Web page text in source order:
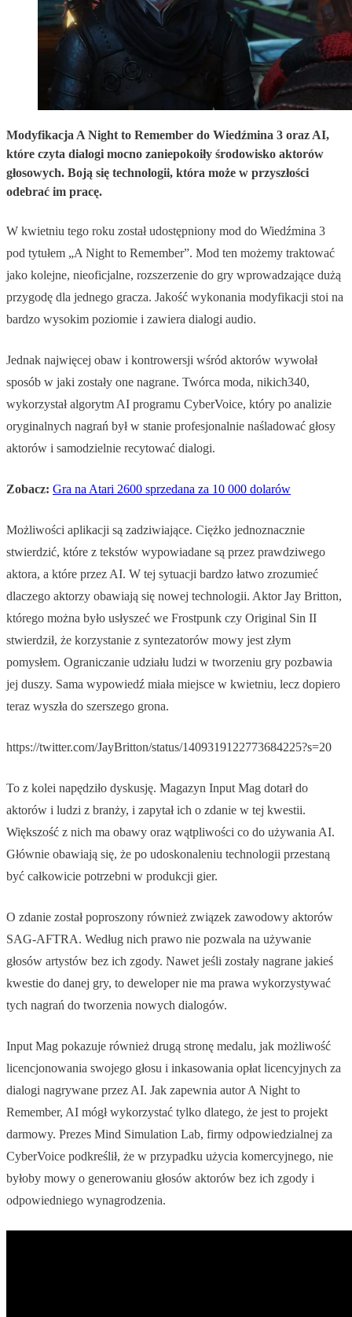
Modyfikacja A Night to Remember do Wiedźmina 3 oraz AI,
które czyta dialogi mocno zaniepokoiły środowisko aktorów
głosowych. Boją się technologii, która może w przyszłości
odebrać im pracę.
W kwietniu tego roku został udostępniony mod do Wiedźmina 3
pod tytułem „A Night to Remember”. Mod ten możemy traktować
jako kolejne, nieoficjalne, rozszerzenie do gry wprowadzające dużą
przygodę dla jednego gracza. Jakość wykonania modyfikacji stoi na
bardzo wysokim poziomie i zawiera dialogi audio.
Jednak najwięcej obaw i kontrowersji wśród aktorów wywołał
sposób w jaki zostały one nagrane. Twórca moda, nikich340,
wykorzystał algorytm AI programu CyberVoice, który po analizie
oryginalnych nagrań był w stanie profesjonalnie naśladować głosy
aktorów i samodzielnie recytować dialogi.
Zobacz: Gra na Atari 2600 sprzedana za 10 000 dolarów
Możliwości aplikacji są zadziwiające. Ciężko jednoznacznie
stwierdzić, które z tekstów wypowiadane są przez prawdziwego
aktora, a które przez AI. W tej sytuacji bardzo łatwo zrozumieć
dlaczego aktorzy obawiają się nowej technologii. Aktor Jay Britton,
którego można było usłyszeć we Frostpunk czy Original Sin II
stwierdził, że korzystanie z syntezatorów mowy jest złym
pomysłem. Ograniczanie udziału ludzi w tworzeniu gry pozbawia
jej duszy. Sama wypowiedź miała miejsce w kwietniu, lecz dopiero
teraz wyszła do szerszego grona.
https://twitter.com/JayBritton/status/1409319122773684225?s=20
To z kolei napędziło dyskusję. Magazyn Input Mag dotarł do
aktorów i ludzi z branży, i zapytał ich o zdanie w tej kwestii.
Większość z nich ma obawy oraz wątpliwości co do używania AI.
Głównie obawiają się, że po udoskonaleniu technologii przestaną
być całkowicie potrzebni w produkcji gier.
O zdanie został poproszony również związek zawodowy aktorów
SAG-AFTRA. Według nich prawo nie pozwala na używanie
głosów artystów bez ich zgody. Nawet jeśli zostały nagrane jakieś
kwestie do danej gry, to deweloper nie ma prawa wykorzystywać
tych nagrań do tworzenia nowych dialogów.
Input Mag pokazuje również drugą stronę medalu, jak możliwość
licencjonowania swojego głosu i inkasowania opłat licencyjnych za
dialogi nagrywane przez AI. Jak zapewnia autor A Night to
Remember, AI mógł wykorzystać tylko dlatego, że jest to projekt
darmowy. Prezes Mind Simulation Lab, firmy odpowiedzialnej za
CyberVoice podkreślił, że w przypadku użycia komercyjnego, nie
byłoby mowy o generowaniu głosów aktorów bez ich zgody i
odpowiedniego wynagrodzenia.